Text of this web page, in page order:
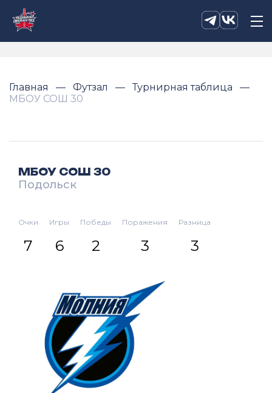
Главная Футзал
Турнирная таблица
МБОУ СОШ 30
МБОУ СОШ 30
Подольск
Очки
7
Игры
6
Победы
2
Поражения
3
Разница
3